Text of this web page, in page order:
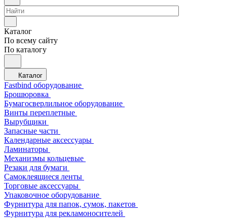
Каталог
По всему сайту
По каталогу
Каталог
Fastbind оборудование
Брошюровка
Бумагосверлильное оборудование
Винты переплетные
Вырубщики
Запасные части
Календарные аксессуары
Ламинаторы
Механизмы кольцевые
Резаки для бумаги
Самоклеящиеся ленты
Торговые аксессуары
Упаковочное оборудование
Фурнитура для папок, сумок, пакетов
Фурнитура для рекламоносителей